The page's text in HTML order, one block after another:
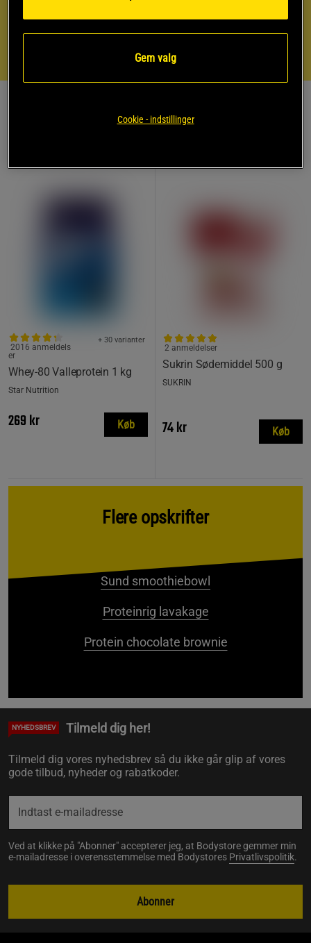
Whey-80 Valleprotein 1 kg
+ 30 varianter
2016 anmeldels
er
Star Nutrition
269 kr Køb
Sukrin Sødemiddel 500 g
2 anmeldelser
SUKRIN
74 kr Køb
Flere opskrifter
Sund smoothiebowl
Proteinrig lavakage
Protein chocolate brownie
NYHEDSBREV Tilmeld dig her!
Tilmeld dig vores nyhedsbrev så du ikke går glip af vores
gode tilbud, nyheder og rabatkoder.
Ved at klikke på "Abonner" accepterer jeg, at Bodystore gemmer min
e-mailadresse i overensstemmelse med Bodystores Privatlivspolitik.
Abonner
Gem valg
Cookie - indstillinger